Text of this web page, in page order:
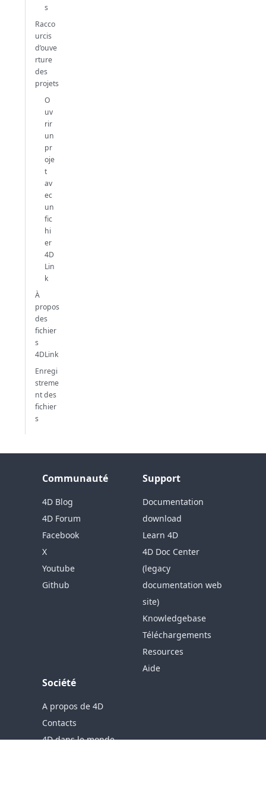
s
Racco
urcis
d’ouve
rture
des
projets
O
uv
rir
un
pr
oje
t
av
ec
un
fic
hi
er
4D
Lin
k
À
propos
des
fichier
s
4DLink
Enregi
streme
nt des
fichier
s
Communauté
4D Blog
4D Forum
Facebook
X
Youtube
Github
Support
Documentation
download
Learn 4D
4D Doc Center
(legacy
documentation web
site)
Knowledgebase
Téléchargements
Resources
Aide
Société
A propos de 4D
Contacts
4D dans le monde